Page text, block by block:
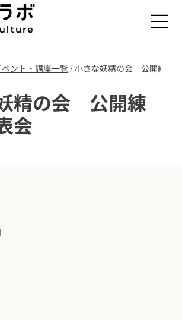
ベント・講座一覧 /小さな妖精の会 公開練習
精の会 公開練
会